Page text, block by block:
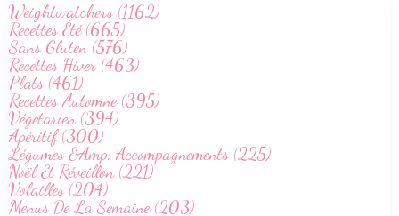
Weightwatchers (1162)
Recettes Été (665)
Sans Gluten (576)
Recettes Hiver (463)
Plats (461)
Recettes Automne (395)
Végetarien (394)
Apéritif (300)
Légumes &Amp; Accompagnements (225)
Noël Et Réveillon (221)
Volailles (204)
Menus De La Semaine (203)